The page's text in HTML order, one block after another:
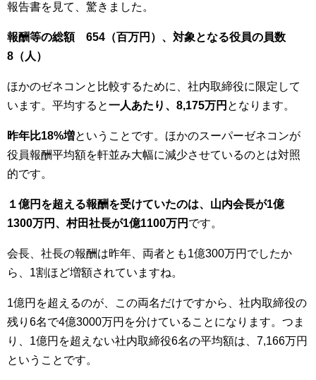
報告書を見て、驚きました。
報酬等の総額 654（百万円）、 対象となる役員の員数
8（人）
ほかのゼネコンと比較するために、社内取締役に限定して
います。平均すると一人あたり、8,175万円 となります。
昨年比18%増ということです。ほかのスーパーゼネコンが
役員報酬平均額を軒並み大幅に減少させているのとは対照
的です。
１億円を超える報酬を受けていたのは、山内会長が1億
1300万円、村田社長が1億1100万円 です。
会長、社長の報酬は昨年、両者とも1億300万円でしたか
ら、1割ほど増額されていますね。
1億円を超えるのが、この両名だけですから、社内取締役の
残り6名で4億3000万円を分けていることになります。つま
り、1億円を超えない社内取締役6名の平均額は、7,166万円
ということです。